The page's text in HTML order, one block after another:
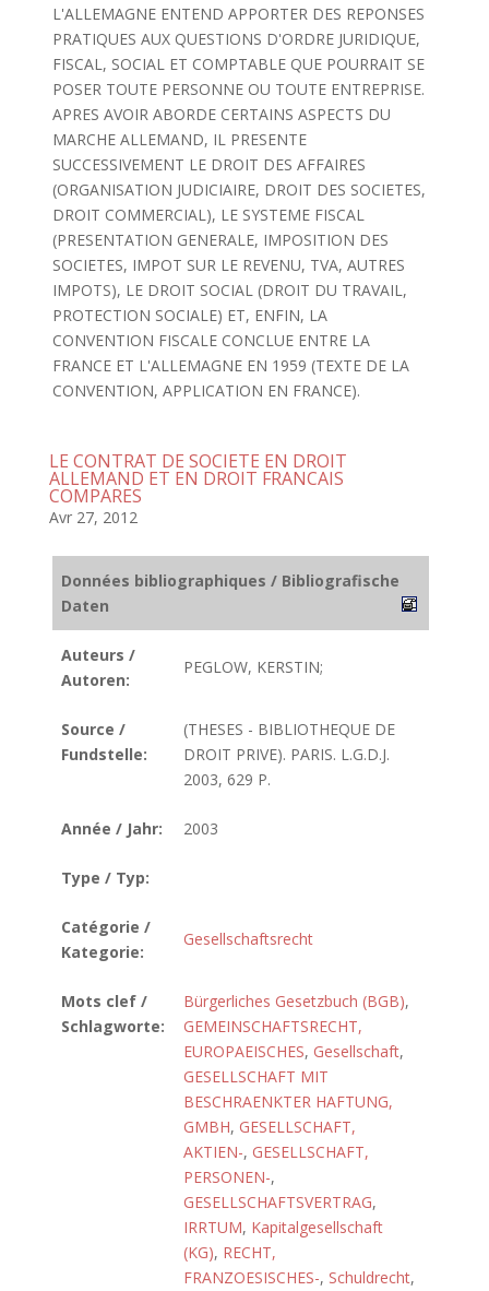
L'ALLEMAGNE ENTEND APPORTER DES REPONSES
PRATIQUES AUX QUESTIONS D'ORDRE JURIDIQUE,
FISCAL, SOCIAL ET COMPTABLE QUE POURRAIT SE
POSER TOUTE PERSONNE OU TOUTE ENTREPRISE.
APRES AVOIR ABORDE CERTAINS ASPECTS DU
MARCHE ALLEMAND, IL PRESENTE
SUCCESSIVEMENT LE DROIT DES AFFAIRES
(ORGANISATION JUDICIAIRE, DROIT DES SOCIETES,
DROIT COMMERCIAL), LE SYSTEME FISCAL
(PRESENTATION GENERALE, IMPOSITION DES
SOCIETES, IMPOT SUR LE REVENU, TVA, AUTRES
IMPOTS), LE DROIT SOCIAL (DROIT DU TRAVAIL,
PROTECTION SOCIALE) ET, ENFIN, LA
CONVENTION FISCALE CONCLUE ENTRE LA
FRANCE ET L'ALLEMAGNE EN 1959 (TEXTE DE LA
CONVENTION, APPLICATION EN FRANCE).
LE CONTRAT DE SOCIETE EN DROIT
ALLEMAND ET EN DROIT FRANCAIS
COMPARES
Avr 27, 2012
Données bibliographiques / Bibliografische
Daten
Auteurs /
Autoren:
PEGLOW, KERSTIN;
Source /
Fundstelle:
(THESES - BIBLIOTHEQUE DE
DROIT PRIVE). PARIS. L.G.D.J.
2003, 629 P.
Année / Jahr: 2003
Type / Typ:
Catégorie /
Kategorie:
Gesellschaftsrecht
Mots clef /
Schlagworte:
Bürgerliches Gesetzbuch (BGB),
GEMEINSCHAFTSRECHT,
EUROPAEISCHES, Gesellschaft,
GESELLSCHAFT MIT
BESCHRAENKTER HAFTUNG,
GMBH, GESELLSCHAFT,
AKTIEN-, GESELLSCHAFT,
PERSONEN-,
GESELLSCHAFTSVERTRAG,
IRRTUM, Kapitalgesellschaft
(KG), RECHT,
FRANZOESISCHES-, Schuldrecht,